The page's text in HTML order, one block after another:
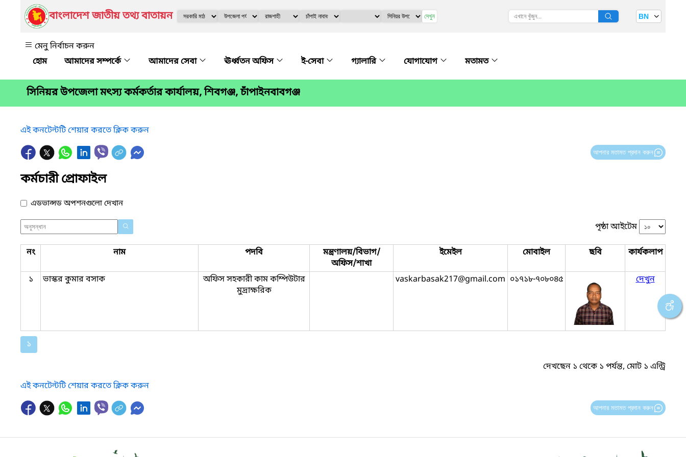
বাংলাদেশ জাতীয় তথ্য বাতায়ন দেখুন BN
মেনু নির্বাচন করুন
আমাদের সম্পর্কে
আমাদের সেবা ঊর্ধ্বতন অফিস ই-সেবা গ্যালারি যোগাযোগ মতামত
সিনিয়র উপজেলা মৎস্য কর্মকর্তার কার্যালয়, শিবগঞ্জ, চাঁপাইনবাবগঞ্জ
এই কনটেন্টটি শেয়ার করতে ক্লিক করুন
আপনার মতামত প্রদান করুন
কর্মচারী প্রোফাইল
এডভান্সড অপশনগুলো দেখান
পৃষ্ঠা আইটেম
নং নাম পদবি
মন্ত্রণালয়/বিভাগ/
অফিস/শাখা
ইমেইল মোবাইল ছবি কার্যকলাপ
১ ভাস্কর কুমার বসাক
অফিস সহকারী কাম কম্পিউটার
মুদ্রাক্ষরিক
vaskarbasak217@gmail.com ০১৭১৮-৭০৮০৪৫ দেখুন
১
দেখছেন ১ থেকে ১ পর্যন্ত, মোট ১ এন্ট্রি
এই কনটেন্টটি শেয়ার করতে ক্লিক করুন
আপনার মতামত প্রদান করুন